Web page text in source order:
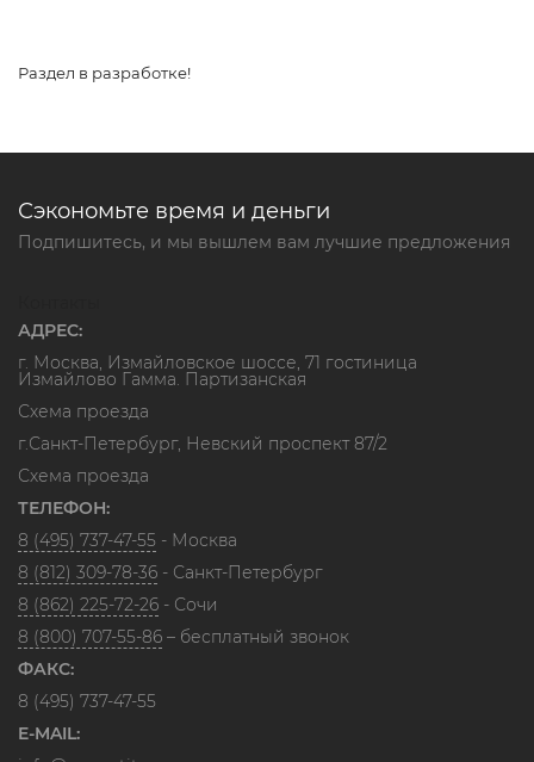
Раздел в разработке!
Сэкономьте время и деньги
Подпишитесь, и мы вышлем вам лучшие предложения
АДРЕС:
г. Москва, Измайловское шоссе, 71 гостиница
Измайлово Гамма. Партизанская
Схема проезда
г.Санкт-Петербург, Невский проспект 87/2
Схема проезда
ТЕЛЕФОН:
8 (495) 737-47-55 - Москва
8 (812) 309-78-36 - Санкт-Петербург
8 (862) 225-72-26 - Сочи
8 (800) 707-55-86 – бесплатный звонок
ФАКС:
8 (495) 737-47-55
E-MAIL: